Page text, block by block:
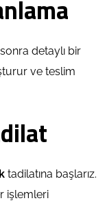
detaylı bir
ve teslim
tadilatına başlarız.
işlemleri